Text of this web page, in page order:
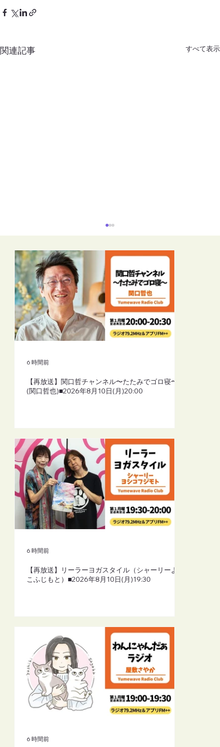
関連記事 すべて表示
【再放送】リーラーヨガスタイル（シャ
(月)19:30
【再放送】関口哲チャンネル〜たたみでゴロ寝〜
(関口哲也)■2026年8月10日(月)20:00
6 時間前
【再放送】リーラーヨガスタイル（シャーリーよし
こふじもと）■2026年8月10日(月)19:30
6 時間前
6 時間前